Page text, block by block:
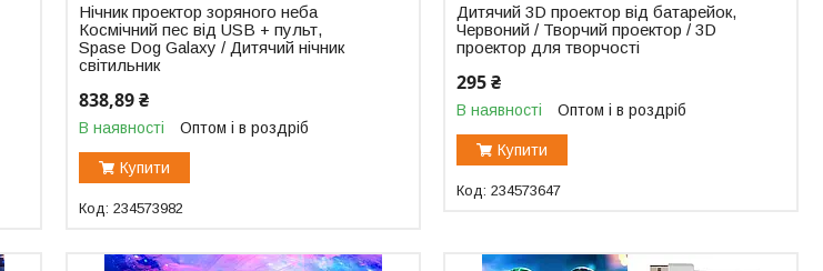
Нічник проектор зоряного неба
Космічний пес від USB + пульт,
Spase Dog Galaxy / Дитячий нічник
світильник
838,89 ₴
В наявності Оптом і в роздріб
Купити
234573982
Дитячий 3D проектор від батарейок,
Червоний / Творчий проектор / 3D
проектор для творчості
295 ₴
В наявності Оптом і в роздріб
Купити
234573647